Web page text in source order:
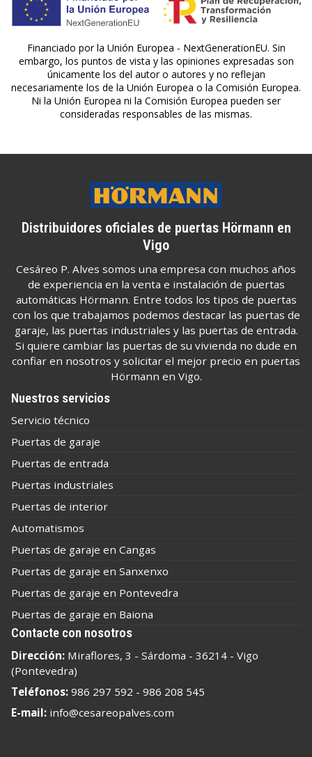
Financiado por la Unión Europea - NextGenerationEU. Sin
embargo, los puntos de vista y las opiniones expresadas son
únicamente los del autor o autores y no reflejan
necesariamente los de la Unión Europea o la Comisión Europea.
Ni la Unión Europea ni la Comisión Europea pueden ser
consideradas responsables de las mismas.
Distribuidores oficiales de puertas Hörmann en
Vigo
Cesáreo P. Alves somos una empresa con muchos años
de experiencia en la venta e instalación de puertas
automáticas Hörmann. Entre todos los tipos de puertas
con los que trabajamos podemos destacar las puertas de
garaje, las puertas industriales y las puertas de entrada.
Si quiere cambiar las puertas de su vivienda no dude en
confiar en nosotros y solicitar el mejor precio en puertas
Hörmann en Vigo.
Nuestros servicios
Servicio técnico
Puertas de garaje
Puertas de entrada
Puertas industriales
Puertas de interior
Automatismos
Puertas de garaje en Cangas
Puertas de garaje en Sanxenxo
Puertas de garaje en Pontevedra
Puertas de garaje en Baiona
Contacte con nosotros
Dirección: Miraflores, 3 - Sárdoma - 36214 - Vigo
(Pontevedra)
Teléfonos: 986 297 592 - 986 208 545
E-mail: info@cesareopalves.com